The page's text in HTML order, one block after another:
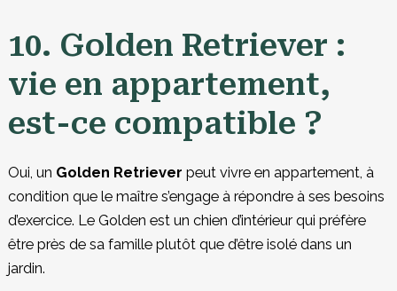
10. Golden Retriever :
vie en appartement,
est-ce compatible ?
Oui, un Golden Retriever peut vivre en appartement, à
condition que le maître s’engage à répondre à ses besoins
d’exercice. Le Golden est un chien d’intérieur qui préfère
être près de sa famille plutôt que d’être isolé dans un
jardin.